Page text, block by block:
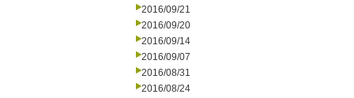
2016/09/21
2016/09/20
2016/09/14
2016/09/07
2016/08/31
2016/08/24